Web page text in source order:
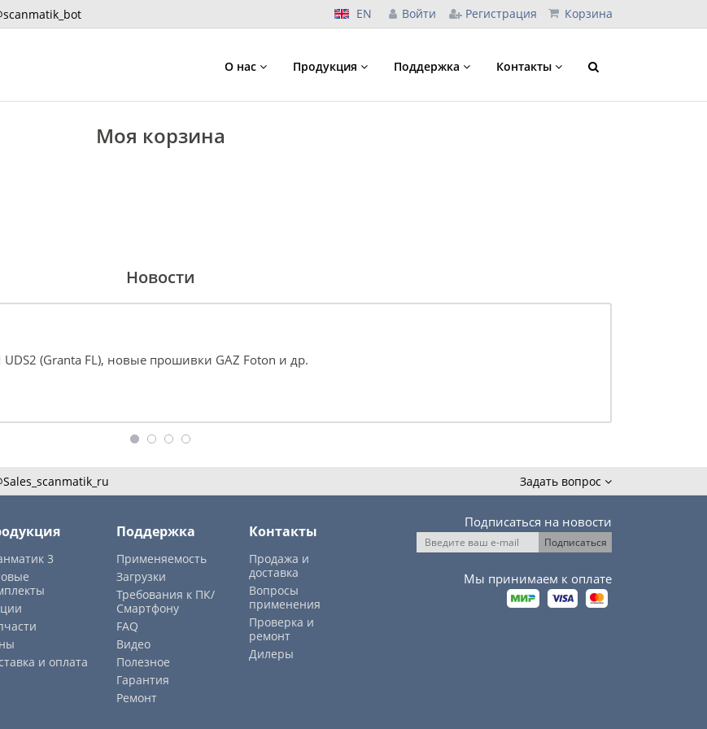
EN Войти Регистрация Корзина
О нас Продукция Поддержка Контакты
Моя корзина
Новости
(Granta FL), новые прошивки GAZ Foton и др.
Задать вопрос
3
и оплата
Поддержка
Применяемость
Загрузки
Требования к ПК/
Смартфону
FAQ
Видео
Полезное
Гарантия
Ремонт
Контакты
Продажа и
доставка
Вопросы
применения
Проверка и
ремонт
Дилеры
Подписаться на новости
Мы принимаем к оплате